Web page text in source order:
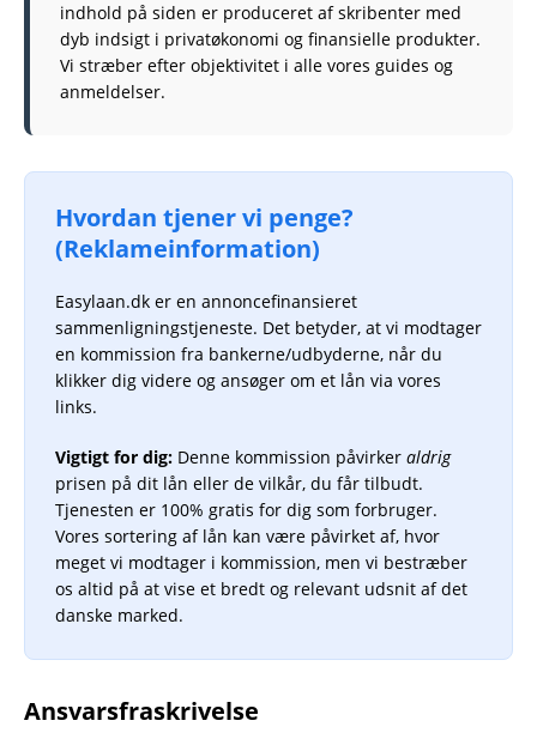
indhold på siden er produceret af skribenter med
dyb indsigt i privatøkonomi og finansielle produkter.
Vi stræber efter objektivitet i alle vores guides og
anmeldelser.
Hvordan tjener vi penge?
(Reklameinformation)
Easylaan.dk er en annoncefinansieret
sammenligningstjeneste. Det betyder, at vi modtager
en kommission fra bankerne/udbyderne, når du
klikker dig videre og ansøger om et lån via vores
links.
Vigtigt for dig: Denne kommission påvirker aldrig
prisen på dit lån eller de vilkår, du får tilbudt.
Tjenesten er 100% gratis for dig som forbruger.
Vores sortering af lån kan være påvirket af, hvor
meget vi modtager i kommission, men vi bestræber
os altid på at vise et bredt og relevant udsnit af det
danske marked.
Ansvarsfraskrivelse